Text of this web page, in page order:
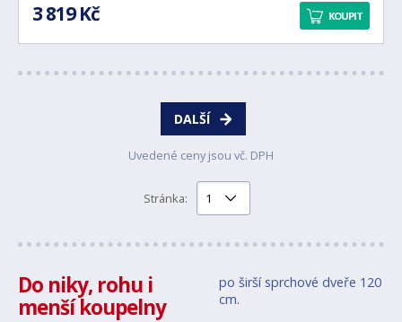
3 819 Kč KOUPIT
DALŠÍ
Uvedené ceny jsou vč. DPH
Stránka:
Do niky, rohu i
menší koupelny
po širší sprchové dveře 120
cm.